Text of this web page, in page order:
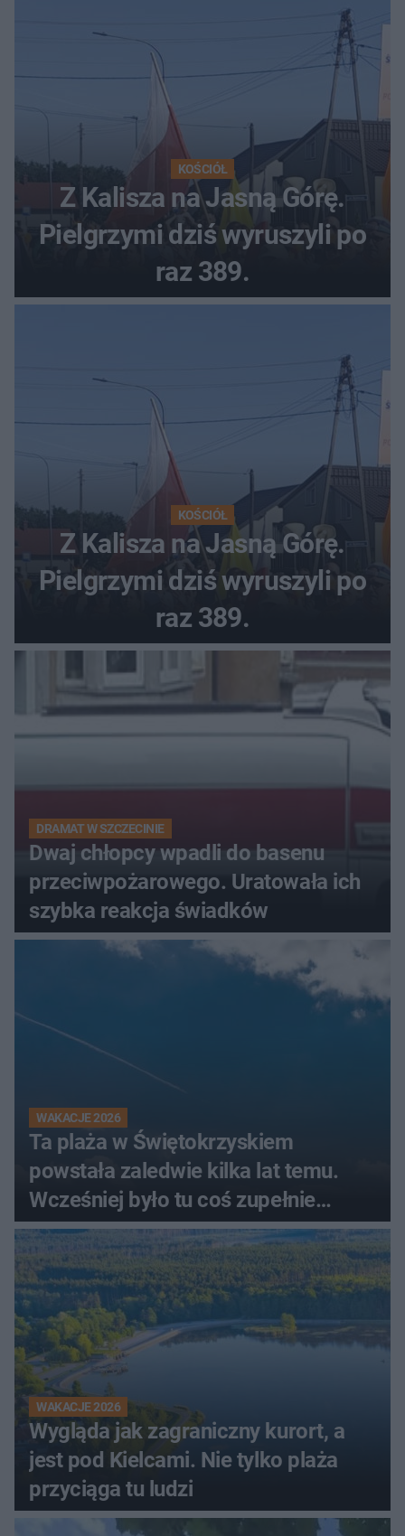
KOŚCIÓŁ
Z Kalisza na Jasną Górę.
Pielgrzymi dziś wyruszyli po
raz 389.
KOŚCIÓŁ
Z Kalisza na Jasną Górę.
Pielgrzymi dziś wyruszyli po
raz 389.
DRAMAT W SZCZECINIE
Dwaj chłopcy wpadli do basenu
przeciwpożarowego. Uratowała ich
szybka reakcja świadków
WAKACJE 2026
Ta plaża w Świętokrzyskiem
powstała zaledwie kilka lat temu.
Wcześniej było tu coś zupełnie
innego
WAKACJE 2026
Wygląda jak zagraniczny kurort, a
jest pod Kielcami. Nie tylko plaża
przyciąga tu ludzi